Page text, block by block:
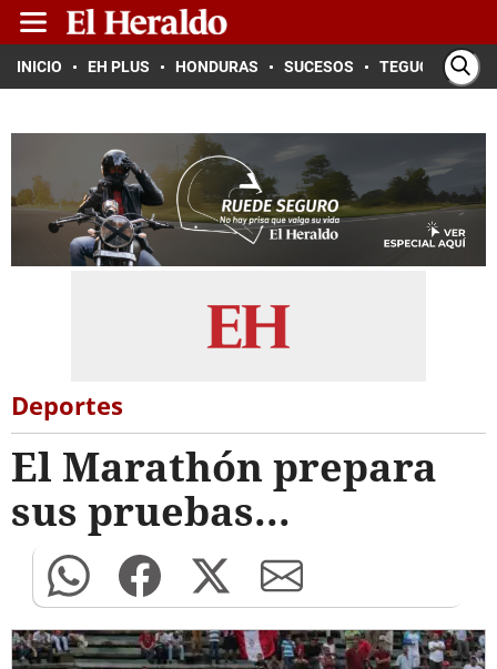
INICIO EH PLUS HONDURAS SUCESOS TEGUCIGALPA
Deportes
El Marathón prepara
sus pruebas...